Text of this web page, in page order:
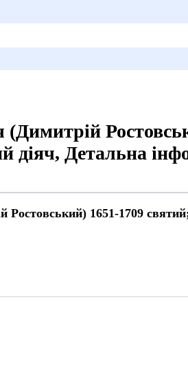
діяч, Детальна
1651-1709